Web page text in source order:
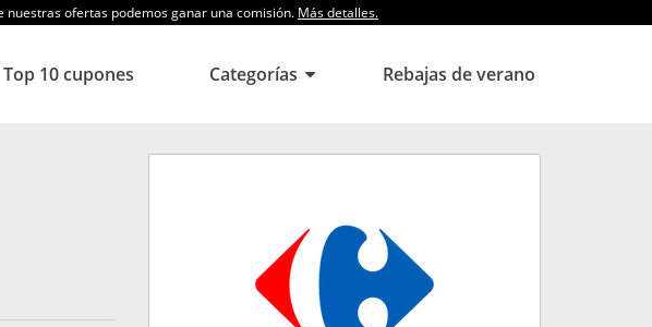
nuestras ofertas podemos ganar una comisión. Más detalles.
Top 10 cupones Categorías Rebajas de verano